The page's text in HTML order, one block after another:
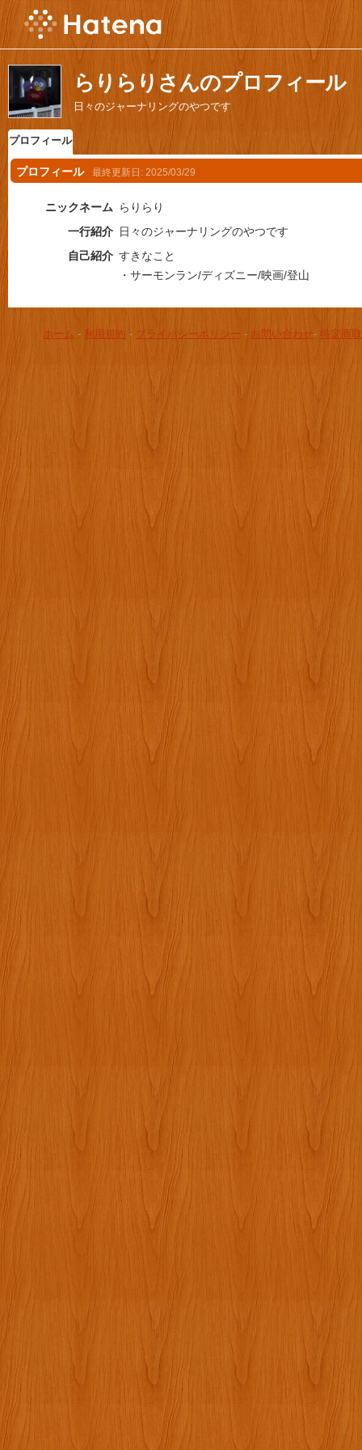
らりらりさんのプロフィール
日々のジャーナリングのやつです
プロフィール
プロフィール 最終更新日: 2025/03/29
ニックネーム らりらり
一行紹介 日々のジャーナリングのやつです
自己紹介 すきなこと
・サーモンラン/ディズニー/映画/登山
ホーム - 利用規約 - プライバシーポリシー - お問い合わせ- 特定商